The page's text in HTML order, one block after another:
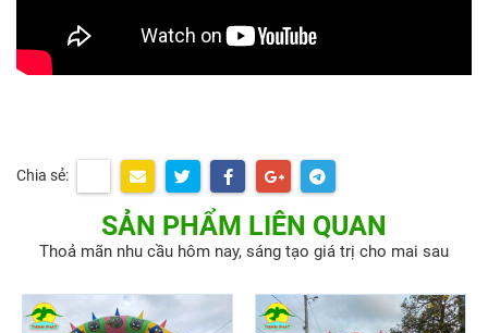
Chia sẻ:
SẢN PHẨM LIÊN QUAN
Thoả mãn nhu cầu hôm nay, sáng tạo giá trị cho mai sau